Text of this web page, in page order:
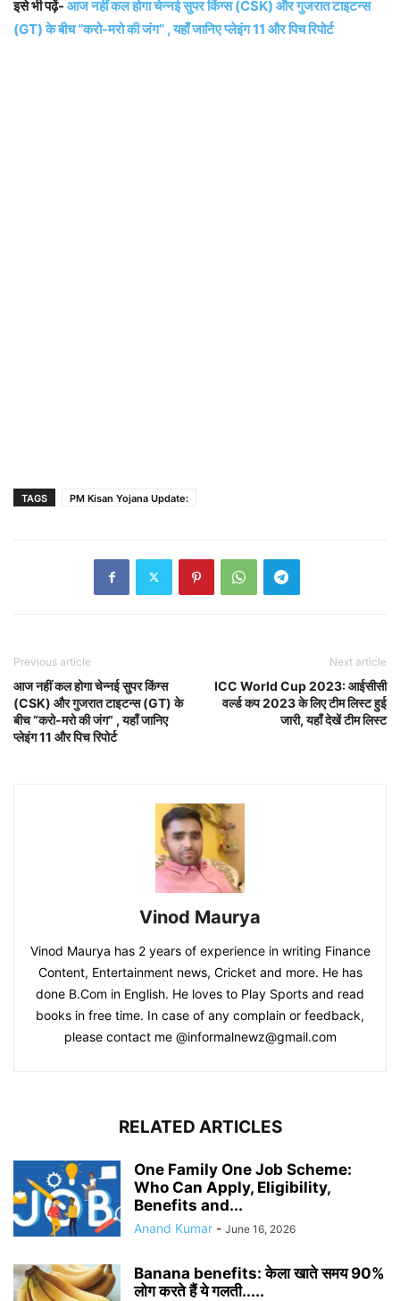
इसे भी पढ़ें- आज नहीं कल होगा चेन्नई सुपर किंग्स (CSK) और गुजरात टाइटन्स
(GT) के बीच “करो-मरो की जंग” , यहाँ जानिए प्लेइंग 11 और पिच रिपोर्ट
TAGS PM Kisan Yojana Update:
Previous article
आज नहीं कल होगा चेन्नई सुपर किंग्स
(CSK) और गुजरात टाइटन्स (GT) के
बीच “करो-मरो की जंग” , यहाँ जानिए
प्लेइंग 11 और पिच रिपोर्ट
Next article
ICC World Cup 2023: आईसीसी
वर्ल्ड कप 2023 के लिए टीम लिस्ट हुई
जारी, यहाँ देखें टीम लिस्ट
Vinod Maurya
Vinod Maurya has 2 years of experience in writing Finance
Content, Entertainment news, Cricket and more. He has
done B.Com in English. He loves to Play Sports and read
books in free time. In case of any complain or feedback,
please contact me @informalnewz@gmail.com
RELATED ARTICLES
One Family One Job Scheme:
Who Can Apply, Eligibility,
Benefits and...
Anand Kumar - June 16, 2026
Banana benefits: केला खाते समय 90%
लोग करते हैं ये गलती.....